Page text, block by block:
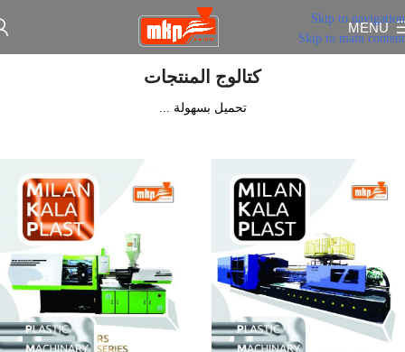
Skip to navigation
Skip to main content
MENU
كتالوج المنتجات
تحميل بسهولة ...